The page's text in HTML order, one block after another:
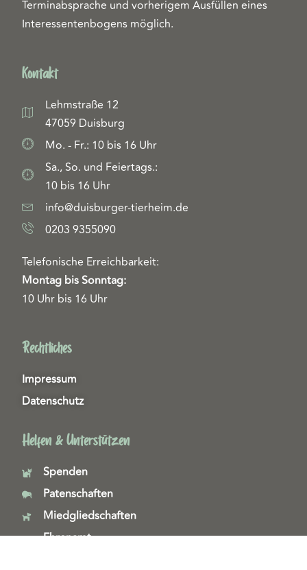
Terminabsprache und vorherigem Ausfüllen eines
Interessentenbogens möglich.
Kontakt
Lehmstraße 12
47059 Duisburg
Mo. - Fr.: 10 bis 16 Uhr
Sa., So. und Feiertags.:
10 bis 16 Uhr
info@duisburger-tierheim.de
0203 9355090
Telefonische Erreichbarkeit:
Montag bis Sonntag:
10 Uhr bis 16 Uhr
Rechtliches
Impressum
Datenschutz
Helfen & Unterstützen
Spenden
Patenschaften
Miedgliedschaften
Ehrenamt